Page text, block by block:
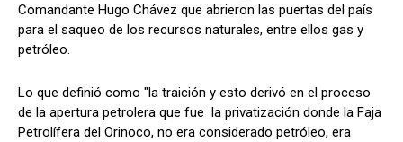
Comandante Hugo Chávez que abrieron las puertas del país
para el saqueo de los recursos naturales, entre ellos gas y
petróleo.
Lo que definió como "la traición y esto derivó en el proceso
de la apertura petrolera que fue la privatización donde la Faja
Petrolífera del Orinoco, no era considerado petróleo, era